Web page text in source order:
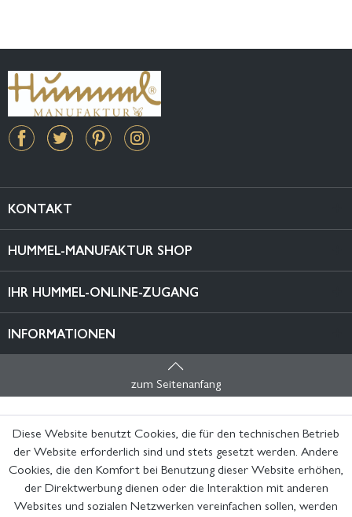
KONTAKT
HUMMEL-MANUFAKTUR SHOP
IHR HUMMEL-ONLINE-ZUGANG
INFORMATIONEN
zum Seitenanfang
Diese Website benutzt Cookies, die für den technischen Betrieb
der Website erforderlich sind und stets gesetzt werden. Andere
Cookies, die den Komfort bei Benutzung dieser Website erhöhen,
der Direktwerbung dienen oder die Interaktion mit anderen
Websites und sozialen Netzwerken vereinfachen sollen, werden